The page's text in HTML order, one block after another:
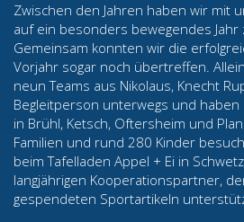
Zwischen den Jahren haben wir mit
auf ein besonders bewegendes Jahr
Gemeinsam konnten wir die
Vorjahr sogar noch übertreffen.
neun Teams aus Nikolaus, Knecht
Begleitperson unterwegs und haben
in Brühl, Ketsch, Oftersheim und
Familien und rund 280 Kinder
beim Tafelladen Appel + Ei in
langjährigen Kooperationspartner,
gespendeten Sportartikeln